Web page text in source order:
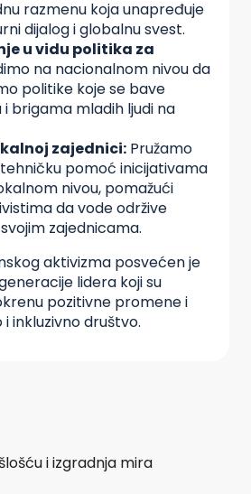
razmenu koja unapređuje
dijalog i globalnu svest.
u vidu politika za
na nacionalnom nivou da
politike koje se bave
brigama mladih ljudi na
zajednici: Pružamo
tehničku pomoć inicijativama
nivou, pomažući
da vode održive
zajednicama.
aktivizma posvećen je
lidera koji su
pozitivne promene i
inkluzivno društvo.
i izgradnja mira